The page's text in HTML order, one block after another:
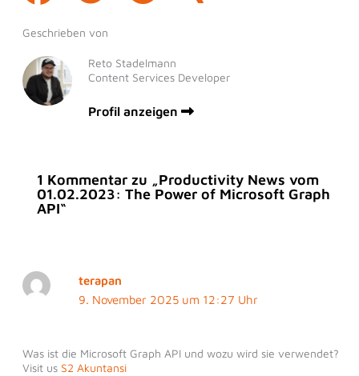
Geschrieben von
Reto Stadelmann
Content Services Developer
Profil anzeigen
1 Kommentar zu „Productivity News vom
01.02.2023: The Power of Microsoft Graph
API“
terapan
9. November 2025 um 12:27 Uhr
Was ist die Microsoft Graph API und wozu wird sie verwendet?
Visit us S2 Akuntansi